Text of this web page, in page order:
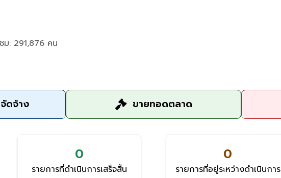
ม: 291,876 คน
ดจ้าง ขายทอดตลาด
0
รายการที่ดำเนินการเสร็จสิ้น
0
รายการที่อยู่ระหว่างดำเนินการ